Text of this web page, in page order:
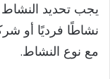
يجب تحديد
نشاطًا فرديًا أو
مع نوع النشاط.